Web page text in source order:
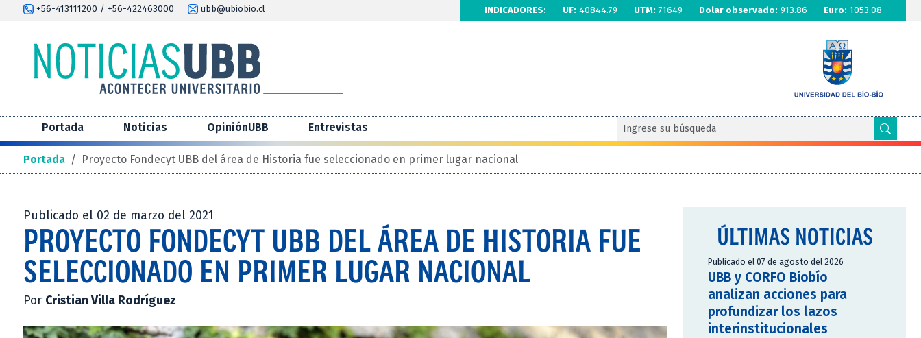
+56-413111200 / +56-422463000 ubb@ubiobio.cl INDICADORES: UF: 40844.79 UTM: 71649 Dolar observado: 913.86 Euro: 1053.08
Portada Noticias OpiniónUBB Entrevistas
Portada / Proyecto Fondecyt UBB del área de Historia fue seleccionado en primer lugar nacional
Publicado el 02 de marzo del 2021
PROYECTO FONDECYT UBB DEL ÁREA DE HISTORIA FUE
SELECCIONADO EN PRIMER LUGAR NACIONAL
Por Cristian Villa Rodríguez
ÚLTIMAS NOTICIAS
Publicado el 07 de agosto del 2026
UBB y CORFO Biobío
analizan acciones para
profundizar los lazos
interinstitucionales